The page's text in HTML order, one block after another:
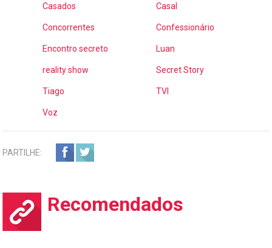
Casados Casal
Concorrentes Confessionário
Encontro secreto Luan
reality show Secret Story
Tiago TVI
Voz
PARTILHE:
Recomendados